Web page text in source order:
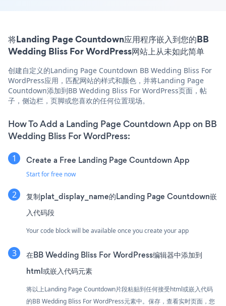
将Landing Page Countdown应用程序嵌入到您的BB
Wedding Bliss For WordPress网站上从未如此简单
创建自定义的Landing Page Countdown BB Wedding Bliss For
WordPress应用，匹配网站的样式和颜色，并将Landing Page
Countdown添加到BB Wedding Bliss For WordPress页面，帖
子，侧边栏，页脚或您喜欢的任何位置现场。
How To Add a Landing Page Countdown App on BB
Wedding Bliss For WordPress:
Create a Free Landing Page Countdown App
Start for free now
复制plat_display_name的Landing Page Countdown嵌
入代码段
Your code block will be available once you create your app
在BB Wedding Bliss For WordPress编辑器中添加到
html或嵌入代码元素
将以上Landing Page Countdown片段粘贴到任何接受html或嵌入代码
的BB Wedding Bliss For WordPress元素中。保存，查看实时页面，您